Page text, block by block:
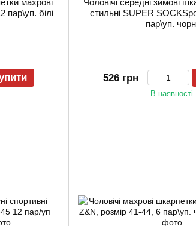
махрові
пар\уп. білі
Чоловічі середні зимові
стильні SUPER
пар\уп.
526 грн
В наявності